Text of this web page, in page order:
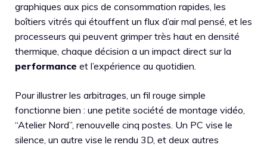
graphiques aux pics de consommation rapides, les
boîtiers vitrés qui étouffent un flux d’air mal pensé, et les
processeurs qui peuvent grimper très haut en densité
thermique, chaque décision a un impact direct sur la
performance et l’expérience au quotidien.
Pour illustrer les arbitrages, un fil rouge simple
fonctionne bien : une petite société de montage vidéo,
“Atelier Nord”, renouvelle cinq postes. Un PC vise le
silence, un autre vise le rendu 3D, et deux autres